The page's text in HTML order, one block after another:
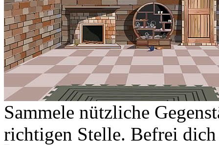
Sammele nützliche
richtigen Stelle. Befrei dich